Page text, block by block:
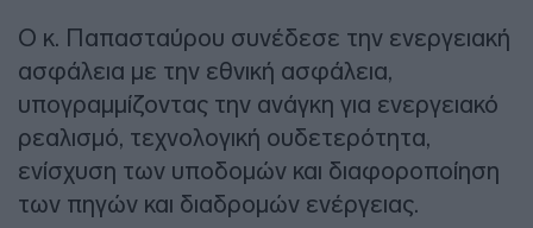
Ο κ. Παπασταύρου συνέδεσε την ενεργειακή
ασφάλεια με την εθνική ασφάλεια,
υπογραμμίζοντας την ανάγκη για ενεργειακό
ρεαλισμό, τεχνολογική ουδετερότητα,
ενίσχυση των υποδομών και διαφοροποίηση
των πηγών και διαδρομών ενέργειας.